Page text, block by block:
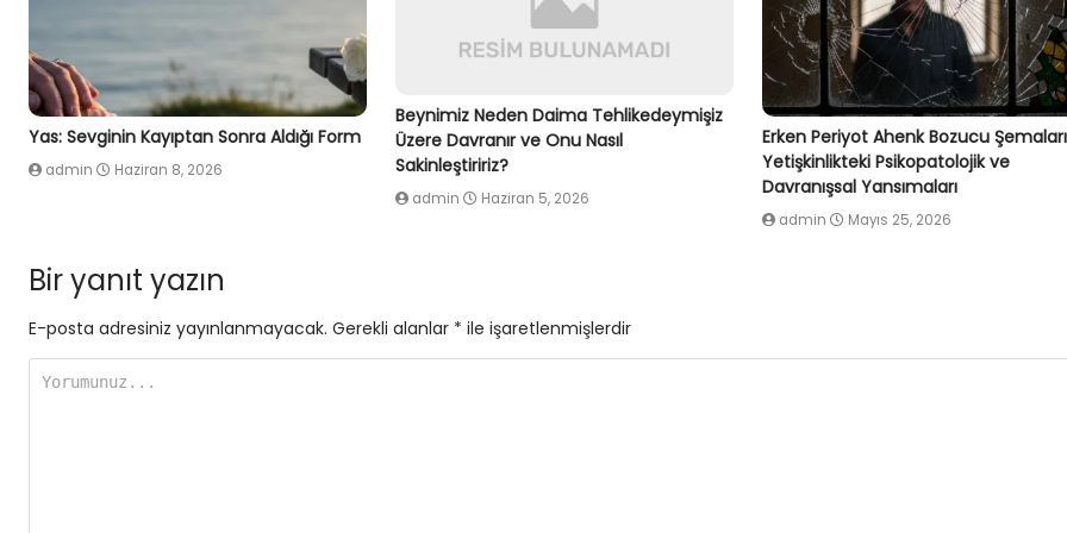
Yas: Sevginin Kayıptan Sonra Aldığı Form
admin Haziran 8, 2026
Beynimiz Neden Daima Tehlikedeymişiz
Üzere Davranır ve Onu Nasıl
Sakinleştiririz?
admin Haziran 5, 2026
Erken Periyot Ahenk Bozucu
Yetişkinlikteki Psikopatolojik ve
Davranışsal Yansımaları
admin Mayıs 25, 2026
Bir yanıt yazın
E-posta adresiniz yayınlanmayacak. Gerekli alanlar * ile işaretlenmişlerdir